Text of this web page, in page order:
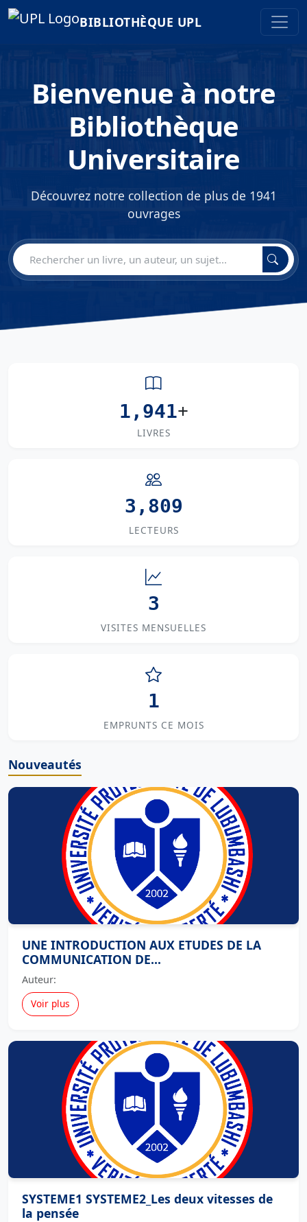
BIBLIOTHÈQUE UPL
Bienvenue à notre
Bibliothèque
Universitaire
Découvrez notre collection de plus de 1941
ouvrages
1,941+
LIVRES
3,809
LECTEURS
3
VISITES MENSUELLES
1
EMPRUNTS CE MOIS
Nouveautés
UNE INTRODUCTION AUX ETUDES DE LA
COMMUNICATION DE...
Auteur:
Voir plus
SYSTEME1 SYSTEME2_Les deux vitesses de
la pensée